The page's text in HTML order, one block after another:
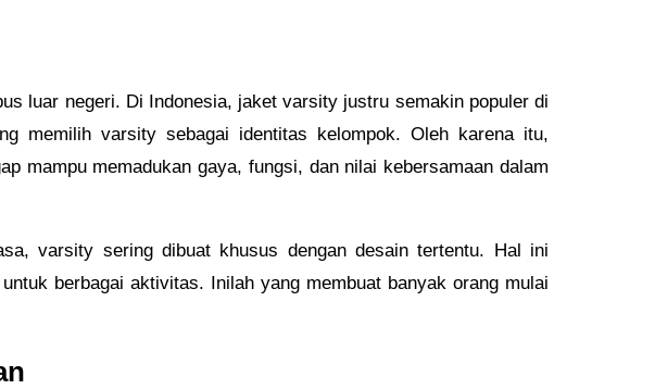
luar negeri. Di Indonesia, jaket varsity justru semakin populer di
memilih varsity sebagai identitas kelompok. Oleh karena itu,
mampu memadukan gaya, fungsi, dan nilai kebersamaan dalam
varsity sering dibuat khusus dengan desain tertentu. Hal ini
berbagai aktivitas. Inilah yang membuat banyak orang mulai